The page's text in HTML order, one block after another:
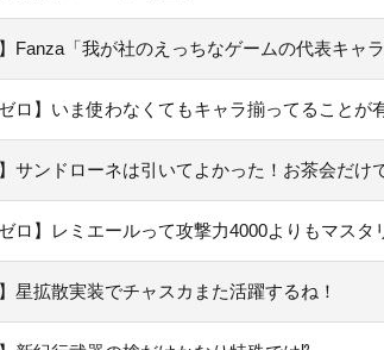
】Fanza「我が社のえっちなゲームの代表キャ
ゼロ】いま使わなくてもキャラ揃ってること
】サンドローネは引いてよかった！お茶会だけ
ゼロ】レミエールって攻撃力4000よりもマスタ
】星拡散実装でチャスカまた活躍するね！